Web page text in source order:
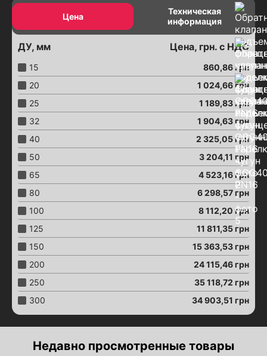
Задвижки
Задвижки с электроприводом
Задвижки шиберные с электроприводом
Задвижки с пневмоприводом
Соединение трубопроводов
Хомуты ремонтные
Вантузы аэрационные
Затворы "Баттерфляй"
Затворы с эксцентриком
Затворы "Баттерфляй"
с электроприводом
Затворы "Баттерфляй"
с пневмоприводом
Затворы "Баттерфляй"
с червячным редуктором
Затворы "Баттерфляй"
с конечными сигнализаторами
Краны шаровые
Краны шаровые латунные
Краны шаровые
с электроприводом
Краны шаровые
с пневмоприводом
Краны шаровые
с червячным редуктором
Цена
Техническая
информация
ДУ, мм Цена, грн. с НДС
15 860,86грн
20
1 024,66грн
25
1 189,83грн
32
1 904,63грн
40
2 325,05грн
50
3 204,11 грн
65
4 523,16грн
80
6 298,57грн
100
8 112,20 грн
125
11 811,35грн
150
15 363,53грн
200
24 115,46грн
250
35 118,72 грн
300
34 903,51 грн
Недавно просмотренные товары